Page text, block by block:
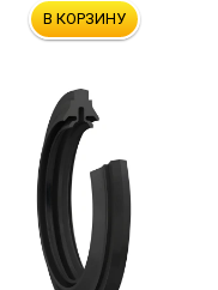
В КОРЗИНУ